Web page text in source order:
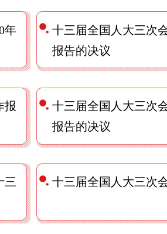
年
十三届全国人大三次
报告的决议
报
十三届全国人大三次
报告的决议
三
十三届全国人大三次